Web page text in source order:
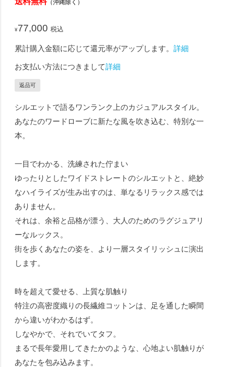
（沖縄除く）
¥77,000 税込
累計購入金額に応じて還元率がアップします。詳細
お支払い方法につきまして詳細
返品可
シルエットで語るワンランク上のカジュアルスタイル。
あなたのワードローブに新たな風を吹き込む、特別な一
本。
一目でわかる、洗練された佇まい
ゆったりとしたワイドストレートのシルエットと、絶妙
なハイライズが生み出すのは、単なるリラックス感では
ありません。
それは、余裕と品格が漂う、大人のためのラグジュアリ
ーなルックス。
街を歩くあなたの姿を、より一層スタイリッシュに演出
します。
時を超えて愛せる、上質な肌触り
特注の高密度織りの長繊維コットンは、足を通した瞬間
から違いがわかるはず。
しなやかで、それでいてタフ。
まるで長年愛用してきたかのような、心地よい肌触りが
あなたを包み込みます。